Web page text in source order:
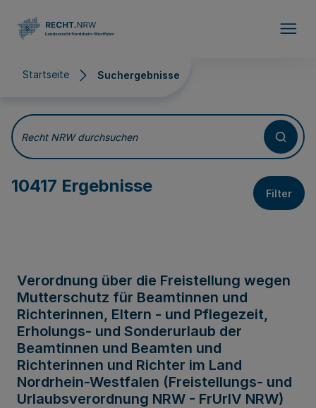
Startseite Suchergebnisse
Suchergebnisse
Recht NRW durchsuchen
10417 Ergebnisse Filter
Verordnung über die Freistellung wegen
Mutterschutz für Beamtinnen und
Richterinnen, Eltern - und Pflegezeit,
Erholungs- und Sonderurlaub der
Beamtinnen und Beamten und
Richterinnen und Richter im Land
Nordrhein-Westfalen (Freistellungs- und
Urlaubsverordnung NRW - FrUrlV NRW)